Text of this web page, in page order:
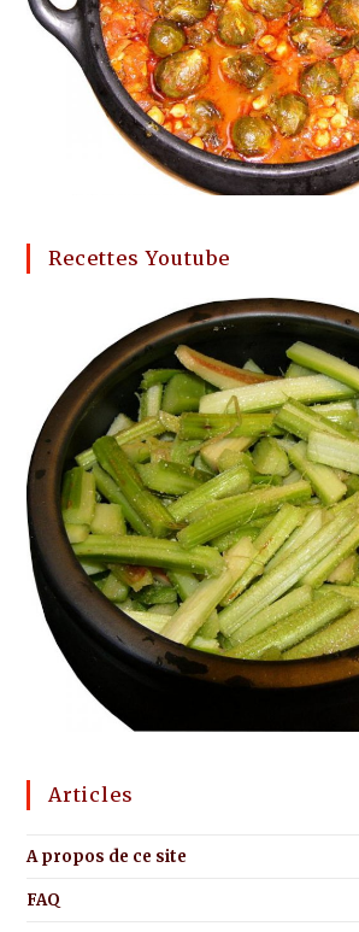
Recettes Youtube
Articles
A propos de ce site
FAQ